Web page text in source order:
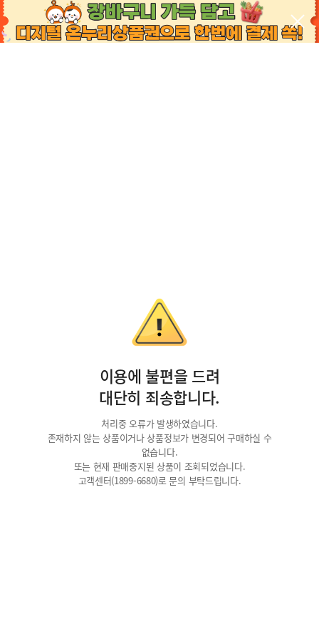
이용에 불편을 드려
대단히 죄송합니다.
처리중 오류가 발생하였습니다.
존재하지 않는 상품이거나 상품정보가 변경되어 구매하실 수
없습니다.
또는 현재 판매중지된 상품이 조회되었습니다.
고객센터(1899-6680)로 문의 부탁드립니다.